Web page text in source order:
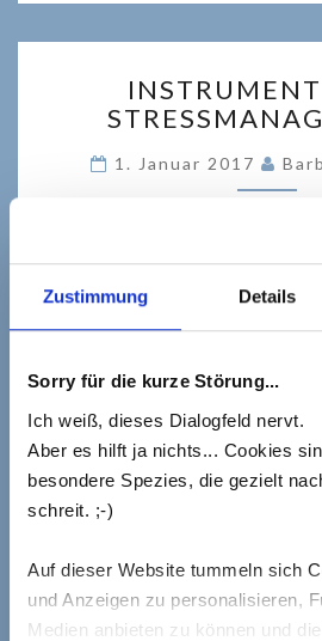
Zustimmung Details
Sorry für die kurze Störung...
Ich weiß, dieses Dialogfeld nervt.
Aber es hilft ja nichts... Cookies
besondere Spezies, die gezielt
schreit. ;-)
Auf dieser Website tummeln sich
und Anzeigen zu personalisieren,
Medien anbieten zu können und
1. Januar 2017
Hier geht’s den
Instrumentelles
Stressauslösern (auch
dieser Art des
auszuschalten. Stress
dadurch, dass ich das Gefühl
gewachsen zu…
READ MORE